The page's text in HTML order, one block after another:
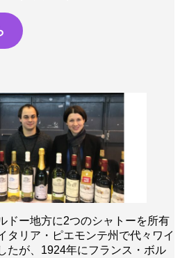
ドー地方に2つのシャトーを所有
タリア・ピエモンテ州で代々ワイ
たが、1924年にフランス・ボル